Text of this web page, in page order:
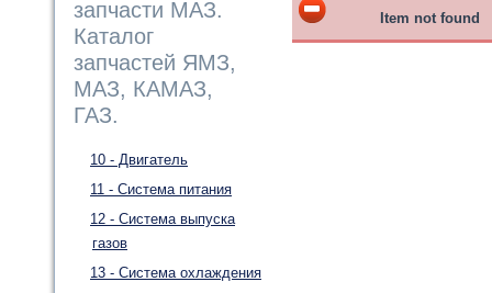
запчасти МАЗ.
Каталог
запчастей ЯМЗ,
МАЗ, КАМАЗ,
ГАЗ.
10 - Двигатель
11 - Система питания
12 - Система выпуска
газов
13 - Система охлаждения
Item not found